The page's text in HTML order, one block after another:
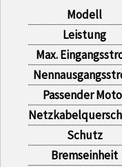
Modell
Leistung
Max.
Passender
Schutz
Bremseinheit